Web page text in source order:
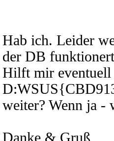
Hab ich. Leider
der DB
Hilft mir eventuell
weiter? Wenn ja -
Danke & Gruß